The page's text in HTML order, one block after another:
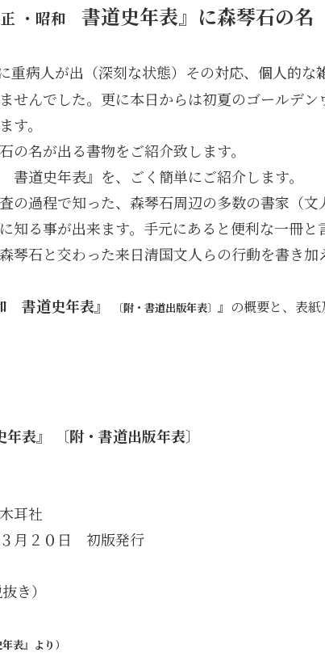
・昭和 書道史年表』に森琴石の名
病人が出（深刻な状態）その対応、個人的な
せんでした。更に本日からは初夏のゴールデン
す。
名が出る書物をご紹介致します。
道史年表』を、ごく簡単にご紹介します。
の過程で知った、森琴石周辺の多数の書家（文
知る事が出来ます。手元にあると便利な一冊と
琴石と交わった来日清国文人らの行動を書き加
書道史年表』 〔附・書道出版年表〕 』 の概要と、表
表』 〔附・書道出版年表〕
耳社
月２０日 初版発行
き）
表』より）